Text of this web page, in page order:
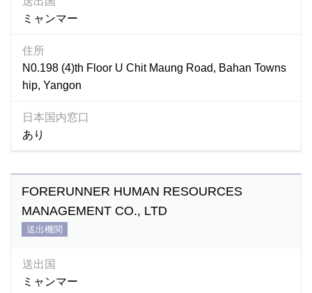
ミャンマー
住所
N0.198 (4)th Floor U Chit Maung Road, Bahan Towns
hip, Yangon
日本国内窓口
あり
FORERUNNER HUMAN RESOURCES
MANAGEMENT CO., LTD
送出機関
送出国
ミャンマー